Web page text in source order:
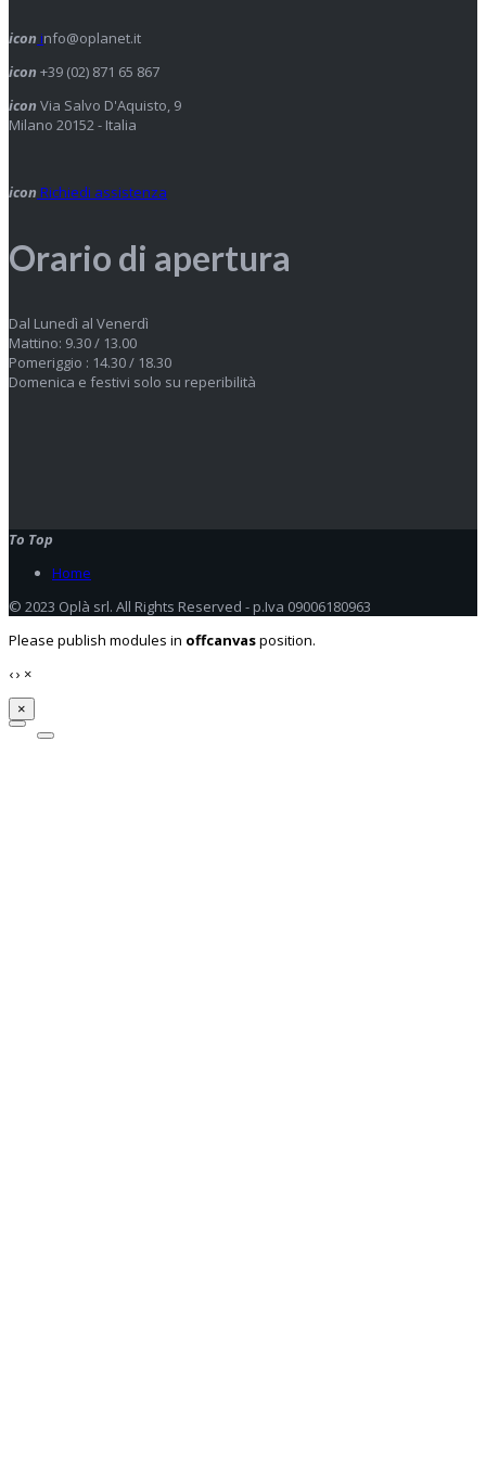
icon info@oplanet.it
icon +39 (02) 871 65 867
icon Via Salvo D'Aquisto, 9
Milano 20152 - Italia
icon Richiedi assistenza
Orario di apertura
Dal Lunedì al Venerdì
Mattino: 9.30 / 13.00
Pomeriggio : 14.30 / 18.30
Domenica e festivi solo su reperibilità
To Top
Home
© 2023 Oplà srl. All Rights Reserved - p.Iva 09006180963
Please publish modules in offcanvasposition.
‹› ×
×